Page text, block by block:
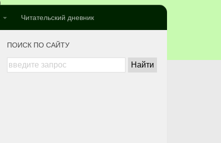
Читательский дневник
ПОИСК ПО САЙТУ